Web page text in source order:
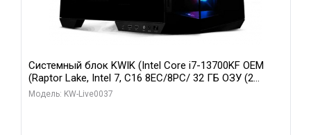
Системный блок KWIK (Intel Core i7-13700KF OEM
(Raptor Lake, Intel 7, C16 8EC/8PC/ 32 ГБ ОЗУ (2
модуля)/ Gigabyte RTX5070 AERO OC 12GB GDDR7
Модель: KW-Live0037